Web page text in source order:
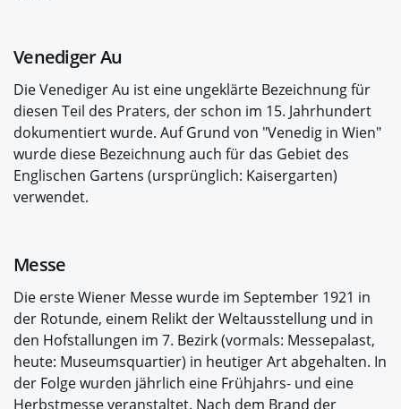
Venediger Au
Die Venediger Au ist eine ungeklärte Bezeichnung für
diesen Teil des Praters, der schon im 15. Jahrhundert
dokumentiert wurde. Auf Grund von "Venedig in Wien"
wurde diese Bezeichnung auch für das Gebiet des
Englischen Gartens (ursprünglich: Kaisergarten)
verwendet.
Messe
Die erste Wiener Messe wurde im September 1921 in
der Rotunde, einem Relikt der Weltausstellung und in
den Hofstallungen im 7. Bezirk (vormals: Messepalast,
heute: Museumsquartier) in heutiger Art abgehalten. In
der Folge wurden jährlich eine Frühjahrs- und eine
Herbstmesse veranstaltet. Nach dem Brand der